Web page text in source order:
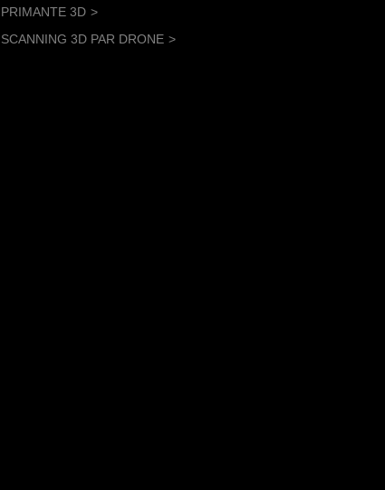
PRIMANTE 3D
SCANNING 3D PAR DRONE